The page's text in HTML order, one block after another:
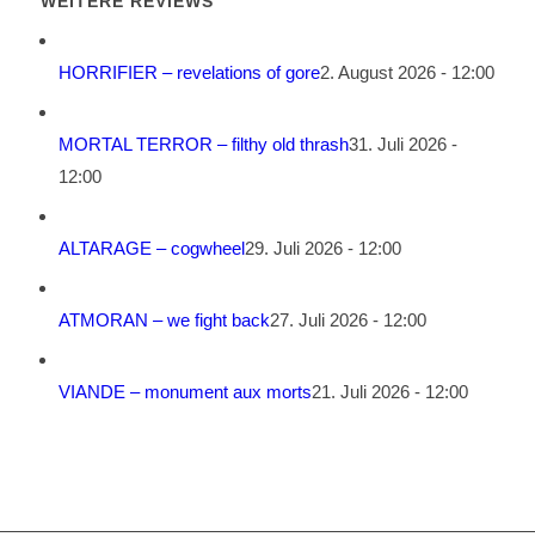
HORRIFIER – revelations of gore2. August 2026 - 12:00
MORTAL TERROR – filthy old thrash31. Juli 2026 -
12:00
ALTARAGE – cogwheel29. Juli 2026 - 12:00
ATMORAN – we fight back27. Juli 2026 - 12:00
VIANDE – monument aux morts21. Juli 2026 - 12:00